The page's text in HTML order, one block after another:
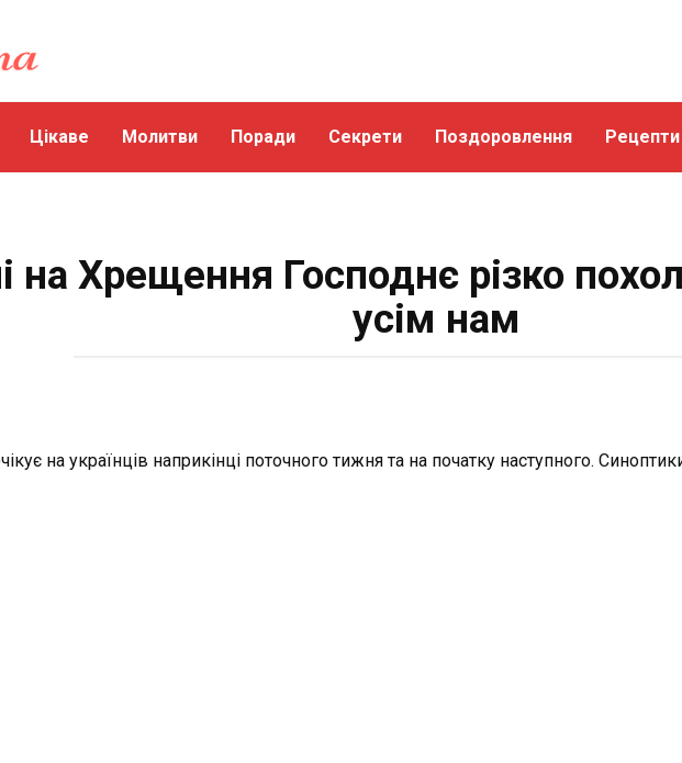
Цікаве Молитви Поради Секрети Поздоровлення Рецепти
на Хрещення Господнє різко
усім нам
на українців наприкінці поточного тижня та на початку наступного.